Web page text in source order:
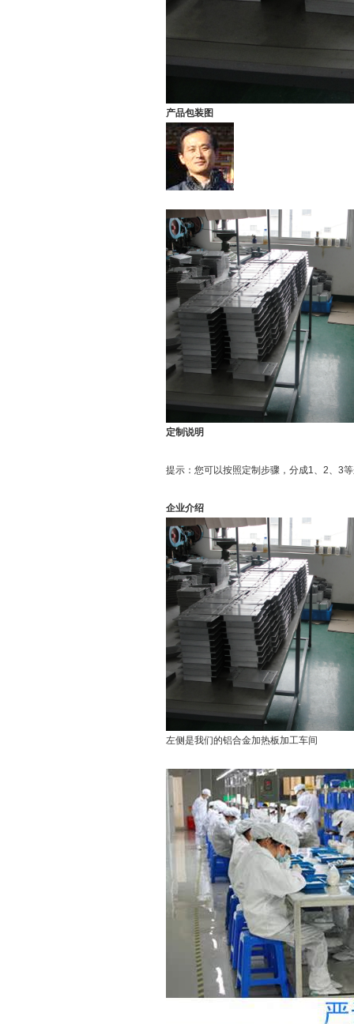
产品包装图
定制说明
提示：您可以按照定制步骤，分成1、2、3
企业介绍
左侧是我们的铝合金加热板加工车间